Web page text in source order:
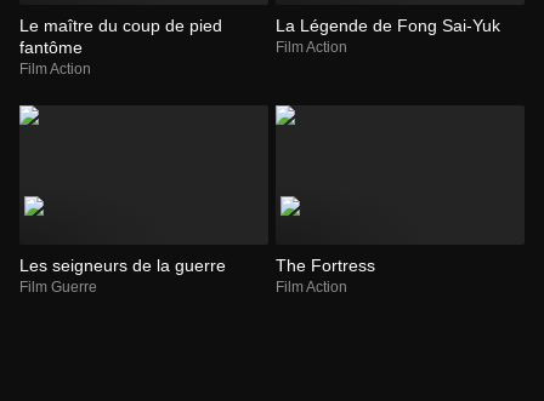
Le maître du coup de pied
fantôme
Film Action
La Légende de Fong Sai-Yuk
Film Action
Les seigneurs de la guerre
Film Guerre
The Fortress
Film Action